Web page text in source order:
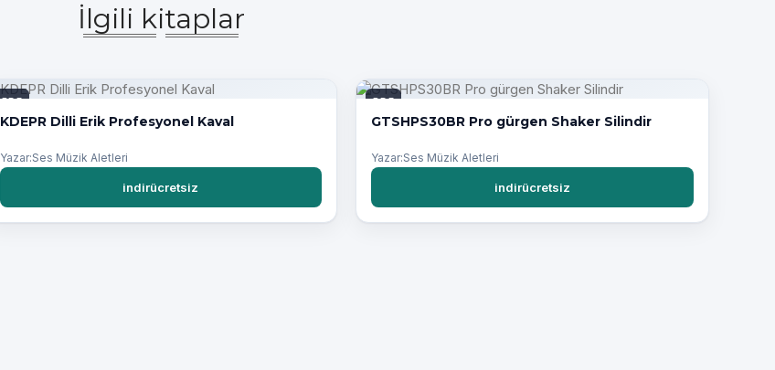
İlgili kitaplar
PDF
KDEPR Dilli Erik Profesyonel Kaval
Yazar:Ses Müzik Aletleri
indirücretsiz
PDF
GTSHPS30BR Pro gürgen Shaker Silindir
Yazar:Ses Müzik Aletleri
indirücretsiz